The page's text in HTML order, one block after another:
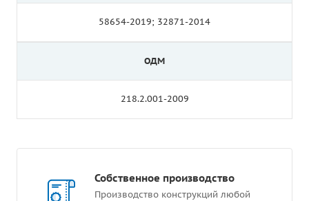
58654-2019; 32871-2014
ОДМ
218.2.001-2009
Собственное производство
Производство конструкций любой